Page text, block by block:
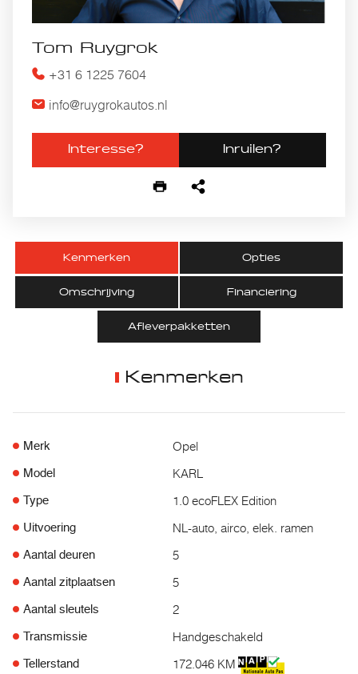
Tom Ruygrok
+31 6 1225 7604
info@ruygrokautos.nl
Interesse? Inruilen?
Kenmerken Opties
Omschrijving Financiering
Afleverpakketten
Kenmerken
Merk Opel
Model KARL
Type 1.0 ecoFLEX Edition
Uitvoering NL-auto, airco, elek. ramen
Aantal deuren 5
Aantal zitplaatsen 5
Aantal sleutels 2
Transmissie Handgeschakeld
Tellerstand 172.046 KM